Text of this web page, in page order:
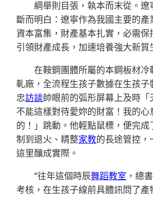
綱舉則目張，執本而末從。遼
斷而明白：遼寧作為我國主要的產
資本富集，財產基本扎實，必需保
引領財產成長，加速培養強大新質
在鞍鋼團體所屬的本鋼板材冷
軋廠，全流程生孩子數據在生孩子
忠訪談帥眼前的弧形屏幕上及時
不能這樣對待愛妳的財富！我的心
的！」跳動。他輕點鼠標，便完成
制到退火、精整家教的長途管控，
這里釀成實際。
“往年這個時辰舞蹈教室 ，總
考核，在生孩子線前具體訊問了產